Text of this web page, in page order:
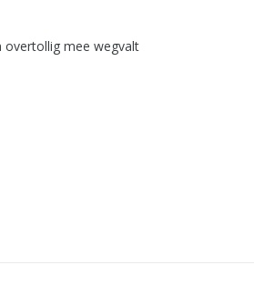
overtollig mee wegvalt